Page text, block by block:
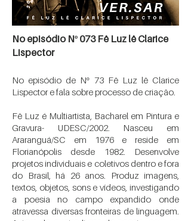
No episódio Nº 073 Fê Luz lê Clarice
Lispector
No episódio de Nº 73 Fê Luz lê Clarice
Lispector e fala sobre processo de criação.
Fê Luz é Multiartista, Bacharel em Pintura e
Gravura- UDESC/2002. Nasceu em
Araranguá/SC em 1976 e reside em
Florianópolis desde 1982. Desenvolve
projetos individuais e coletivos dentro e fora
do Brasil, há 26 anos. Produz imagens,
textos, objetos, sons e vídeos, investigando
a poesia no campo expandido onde
atravessa diversas fronteiras de linguagem.